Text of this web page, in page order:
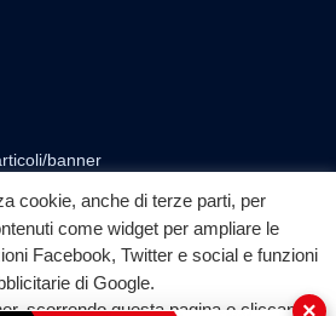
banner
◎ ▶
YouTube
cookie, anche di terze parti, per
come widget per ampliare le
Facebook, Twitter e social e funzioni
di Google.
scorrendo questa pagina o cliccando